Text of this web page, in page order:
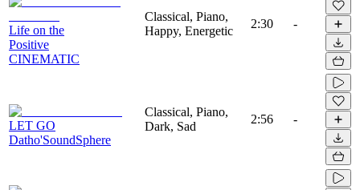
Life on the
Positive
CINEMATIC
Classical, Piano,
Happy, Energetic
2:30 -
LET GO
Datho'SoundSphere
Classical, Piano,
Dark, Sad
2:56 -